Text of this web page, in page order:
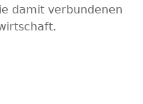
damit verbundenen